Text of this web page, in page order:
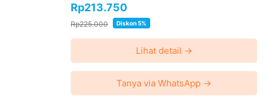
Rp213.750
Rp225.000 Diskon 5%
Lihat detail →
Tanya via WhatsApp →